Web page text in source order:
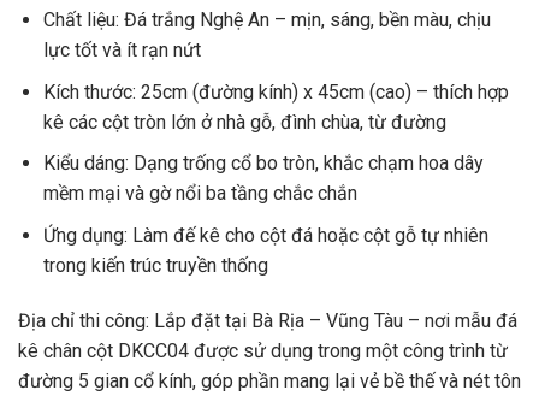
Chất liệu: Đá trắng Nghệ An – mịn, sáng, bền màu, chịu
lực tốt và ít rạn nứt
Kích thước: 25cm (đường kính) x 45cm (cao) – thích hợp
kê các cột tròn lớn ở nhà gỗ, đình chùa, từ đường
Kiểu dáng: Dạng trống cổ bo tròn, khắc chạm hoa dây
mềm mại và gờ nổi ba tầng chắc chắn
Ứng dụng: Làm đế kê cho cột đá hoặc cột gỗ tự nhiên
trong kiến trúc truyền thống
Địa chỉ thi công: Lắp đặt tại Bà Rịa – Vũng Tàu – nơi mẫu đá
kê chân cột DKCC04 được sử dụng trong một công trình từ
đường 5 gian cổ kính, góp phần mang lại vẻ bề thế và nét tôn